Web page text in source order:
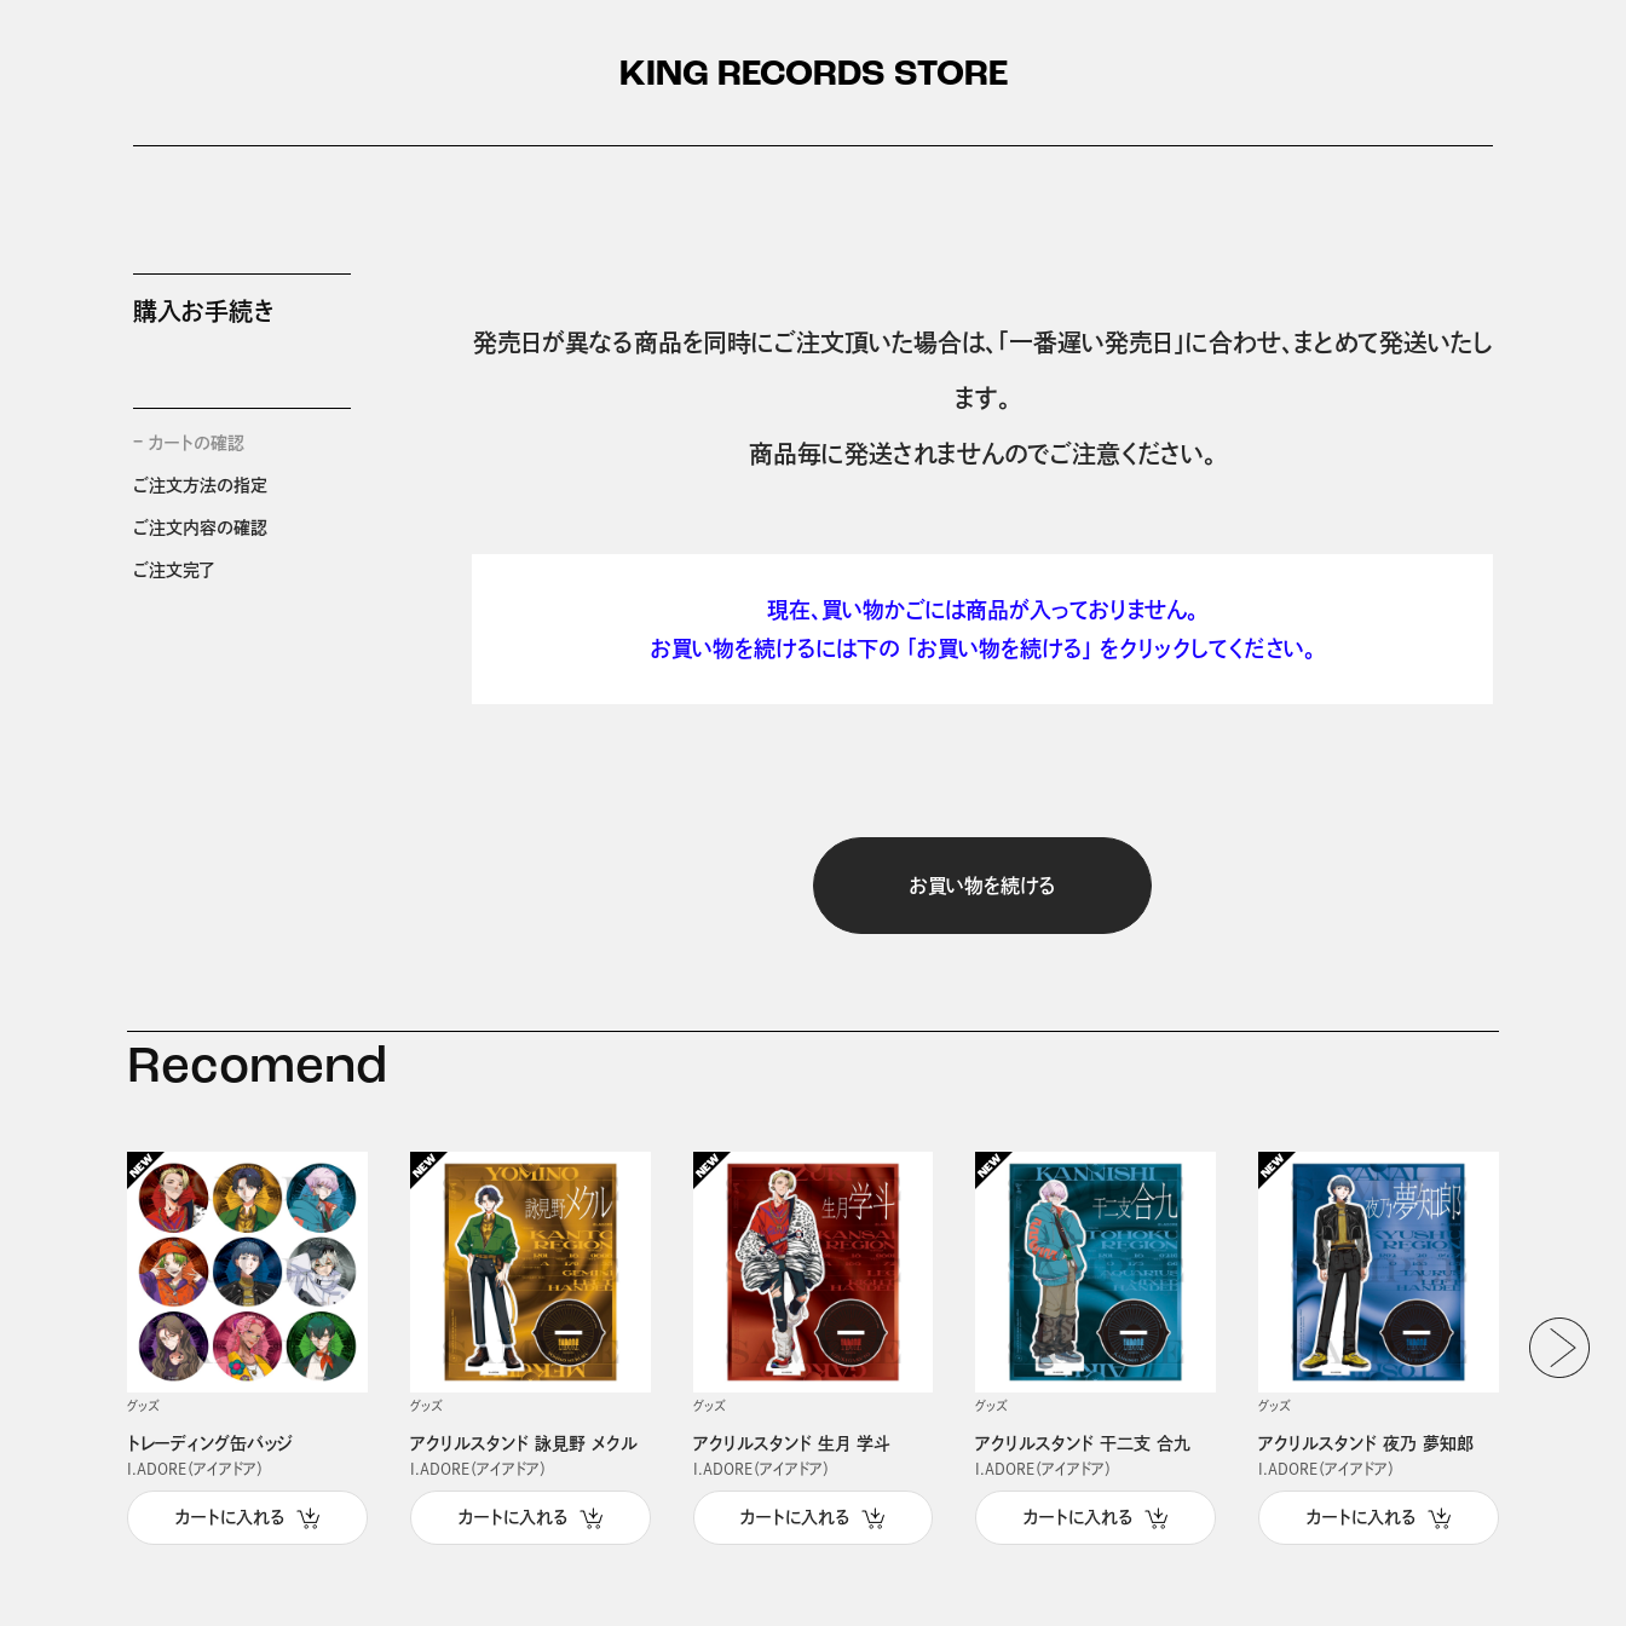
KING RECORDS STORE
購入お手続き
カートの確認
ご注文方法の指定
ご注文内容の確認
ご注文完了
発売日が異なる商品を同時にご注文頂いた場合は、「一番遅い発売日」に合わせ、まとめて発送いたし
ます。
商品毎に発送されませんのでご注意ください。
現在、買い物かごには商品が入っておりません。
お買い物を続けるには下の 「お買い物を続ける」 をクリックしてください。
お買い物を続ける
Recomend
グッズ
トレーディング缶バッジ
I.ADORE（アイアドア）
カートに入れる
グッズ
アクリルスタンド 詠見野 メクル
I.ADORE（アイアドア）
カートに入れる
グッズ
アクリルスタンド 生月 学斗
I.ADORE（アイアドア）
カートに入れる
グッズ
アクリルスタンド 干二支 合九
I.ADORE（アイアドア）
カートに入れる
グッズ
アクリルスタンド 夜乃 夢知郎
I.ADORE（アイアドア）
カートに入れる